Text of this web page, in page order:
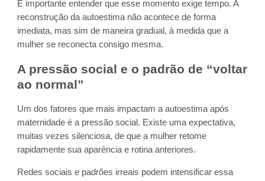
É importante entender que esse momento exige tempo. A
reconstrução da autoestima não acontece de forma
imediata, mas sim de maneira gradual, à medida que a
mulher se reconecta consigo mesma.
A pressão social e o padrão de “voltar
ao normal”
Um dos fatores que mais impactam a autoestima após
maternidade é a pressão social. Existe uma expectativa,
muitas vezes silenciosa, de que a mulher retome
rapidamente sua aparência e rotina anteriores.
Redes sociais e padrões irreais podem intensificar essa